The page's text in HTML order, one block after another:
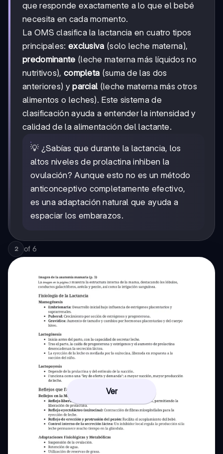
que responde exactamente a lo que el bebé
necesita en cada momento.
La OMS clasifica la lactancia en cuatro tipos
principales: exclusiva (solo leche materna),
predominante (leche materna más líquidos no
nutritivos), completa (suma de las dos
anteriores) yparcial (leche materna más otros
alimentos o leches). Este sistema de
clasificación ayuda a entender la intensidad y
calidad de la alimentación del lactante.
💡 ¿Sabías que durante la lactancia, los
altos niveles de prolactina inhiben la
ovulación? Aunque esto no es un método
anticonceptivo completamente efectivo,
es una adaptación natural que ayuda a
espaciar los embarazos.
2 of 6
Ver